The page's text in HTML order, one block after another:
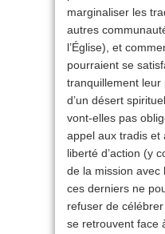
marginaliser les
autres
l’Église), et
pourraient se
tranquillement leur
d’un désert
vont-elles pas
appel aux tradis et
liberté d’action (y
de la mission avec
ces derniers ne
refuser de
se retrouvent face